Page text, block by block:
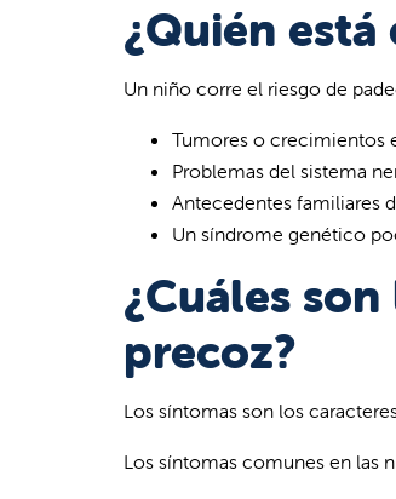
¿Quién
Un niño corre el riesgo de
Tumores o crecimientos
Problemas del sistema
Antecedentes familiares
Un síndrome genético
¿Cuáles
precoz?
Los síntomas son los
Los síntomas comunes en las